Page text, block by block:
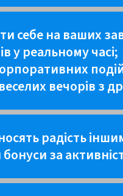
себе на ваших
у реальному часі;
вечорів з
радість
за